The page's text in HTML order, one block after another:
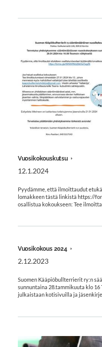
Vuosikokouskutsu
12.1.2024
Pyydämme, että ilmoittaudut
lomakkeen tästä linkistä https://
osallistua kokoukseen: Tee
Vuosikokous 2024
2.12.2023
Suomen Kääpiöbullterrierit ry:n
sunnuntaina 28.tammikuuta klo
julkaistaan kotisivuilla ja